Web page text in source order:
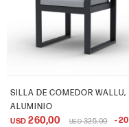
SILLA DE COMEDOR WALLU,
ALUMINIO
USD 260,00 USD 325,00 20